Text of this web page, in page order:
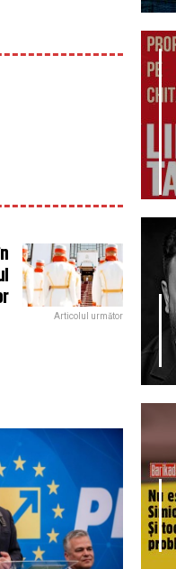
Articolul următor